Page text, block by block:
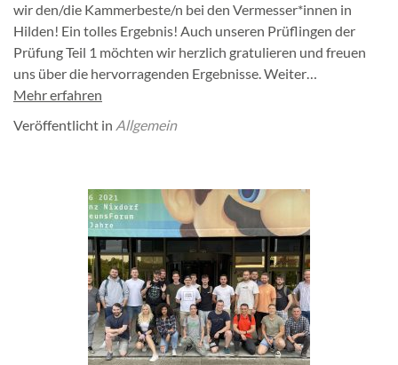
wir den/die Kammerbeste/n bei den Vermesser*innen in
Hilden! Ein tolles Ergebnis! Auch unseren Prüflingen der
Prüfung Teil 1 möchten wir herzlich gratulieren und freuen
uns über die hervorragenden Ergebnisse. Weiter…
Mehr erfahren
Veröffentlicht in Allgemein